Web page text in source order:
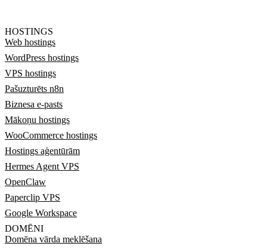
HOSTINGS
Web hostings
WordPress hostings
VPS hostings
Pašuzturēts n8n
Biznesa e-pasts
Mākoņu hostings
WooCommerce hostings
Hostings aģentūrām
Hermes Agent VPS
OpenClaw
Paperclip VPS
Google Workspace
DOMĒNI
Domēna vārda meklēšana